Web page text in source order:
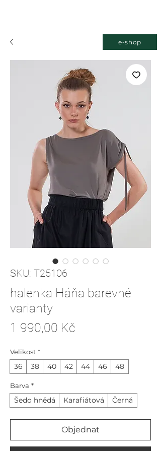
SKU: T25106
halenka Háňa barevné
varianty
1 990,00 Kč
Velikost *
36 38 40 42 44 46 48
Barva *
Šedo hnědá Karafiátová Černá
Objednat
e-shop